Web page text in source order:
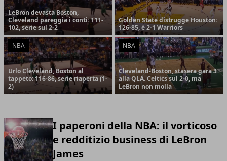
LeBron devasta Boston,
Cleveland pareggia i conti: 111-
102, serie sul 2-2
Golden State distrugge Houston:
126-85, è 2-1 Warriors
NBA
Urlo Cleveland, Boston al
tappeto: 116-86, serie riaperta (1-
2)
NBA
Cleveland-Boston, stasera gara 3
alla QLA. Celtics sul 2-0, ma
LeBron non molla
I paperoni della NBA: il vorticoso
e redditizio business di LeBron
James